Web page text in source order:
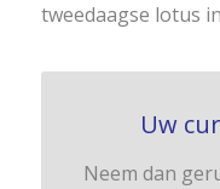
tweedaagse lotus
Uw
Neem dan